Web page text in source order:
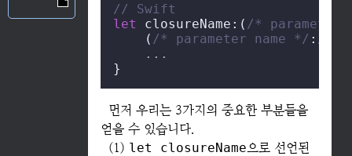
// Swift
let closureName:( /* parameter
    (
/* parameter name */ :
...
}
먼저 우리는 3가지의 중요한 부분들을
얻을 수 있습니다.
(1) let closureName 으로 선언된